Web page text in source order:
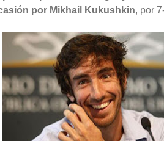
por Mikhail Kukushkin, por